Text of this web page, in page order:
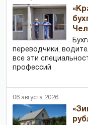
переводчики,
все эти
профессий
06 августа 2026